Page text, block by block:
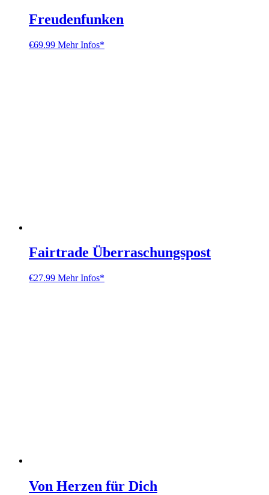
Freudenfunken
€69.99 Mehr Infos*
Fairtrade Überraschungspost
€27.99 Mehr Infos*
Von Herzen für Dich